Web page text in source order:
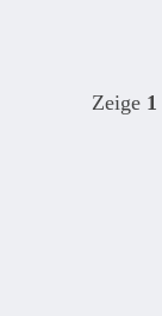
Zeige 1